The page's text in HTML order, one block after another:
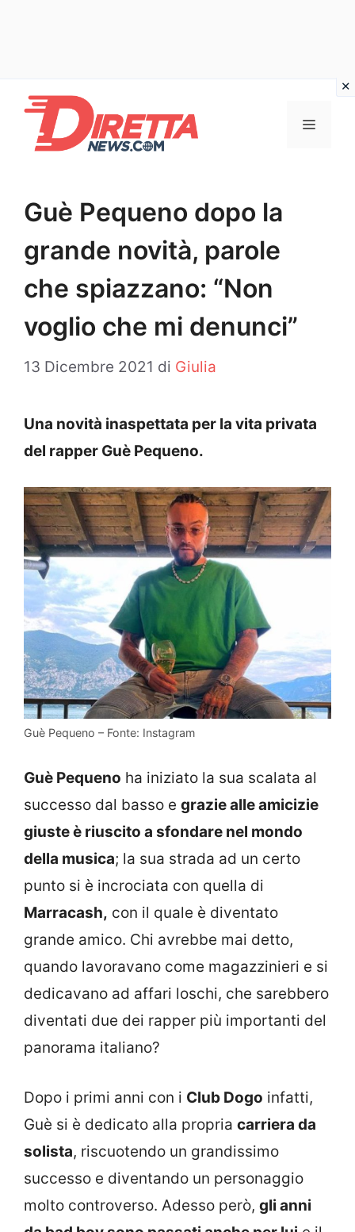
contenuto
Menu
Guè Pequeno dopo la
grande novità, parole
che spiazzano: “Non
voglio che mi denunci”
13 Dicembre 2021 di Giulia
Una novità inaspettata per la vita privata
del rapper Guè Pequeno.
Guè Pequeno – Fonte: Instagram
Guè Pequeno ha iniziato la sua scalata al
successo dal basso e grazie alle amicizie
giuste è riuscito a sfondare nel mondo
della musica; la sua strada ad un certo
punto si è incrociata con quella di
Marracash, con il quale è diventato
grande amico. Chi avrebbe mai detto,
quando lavoravano come magazzinieri e si
dedicavano ad affari loschi, che sarebbero
diventati due dei rapper più importanti del
panorama italiano?
Dopo i primi anni con i Club Dogo infatti,
Guè si è dedicato alla propria carriera da
solista, riscuotendo un grandissimo
successo e diventando un personaggio
molto controverso. Adesso però, gli anni